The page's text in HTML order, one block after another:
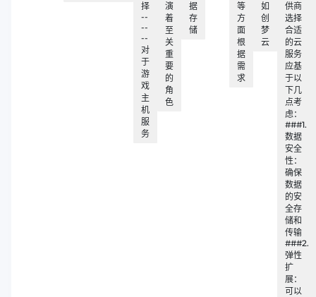
择
--
--
--
对
于
游
戏
主
机
服
务
演
着
至
关
重
要
的
角
色
据
存
储
等
方
面
根
据
需
求
如
创
梦
云
供商
选择
合适
的云
服务
应基
于以
下几
点考
虑：
###1.
数据
安全
性：
确保
数据
的安
全存
储和
传输
###2.
弹性
扩
展：
可以